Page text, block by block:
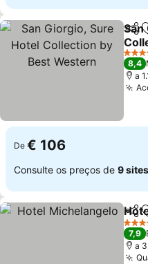
San
Ver
4
8,4
a
De € 106
Consulte os preços de 9 sites
4
7,9
a